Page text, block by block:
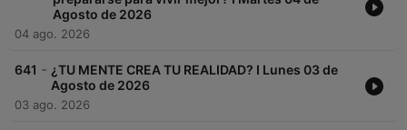
Agosto de 2026
04 ago. 2026
641 - ¿TU MENTE CREA TU REALIDAD? I Lunes 03 de
Agosto de 2026
03 ago. 2026